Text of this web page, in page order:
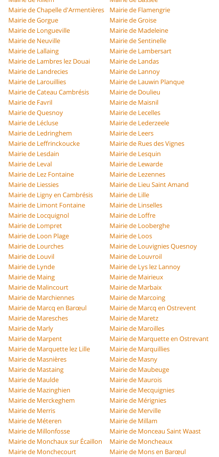
Mairie de Chapelle d'Armentières
Mairie de Flamengrie
Mairie de Gorgue
Mairie de Groise
Mairie de Longueville
Mairie de Madeleine
Mairie de Neuville
Mairie de Sentinelle
Mairie de Lallaing
Mairie de Lambersart
Mairie de Lambres lez Douai
Mairie de Landas
Mairie de Landrecies
Mairie de Lannoy
Mairie de Larouillies
Mairie de Lauwin Planque
Mairie de Cateau Cambrésis
Mairie de Doulieu
Mairie de Favril
Mairie de Maisnil
Mairie de Quesnoy
Mairie de Lecelles
Mairie de Lécluse
Mairie de Lederzeele
Mairie de Ledringhem
Mairie de Leers
Mairie de Leffrinckoucke
Mairie de Rues des Vignes
Mairie de Lesdain
Mairie de Lesquin
Mairie de Leval
Mairie de Lewarde
Mairie de Lez Fontaine
Mairie de Lezennes
Mairie de Liessies
Mairie de Lieu Saint Amand
Mairie de Ligny en Cambrésis
Mairie de Lille
Mairie de Limont Fontaine
Mairie de Linselles
Mairie de Locquignol
Mairie de Loffre
Mairie de Lompret
Mairie de Looberghe
Mairie de Loon Plage
Mairie de Loos
Mairie de Lourches
Mairie de Louvignies Quesnoy
Mairie de Louvil
Mairie de Louvroil
Mairie de Lynde
Mairie de Lys lez Lannoy
Mairie de Maing
Mairie de Mairieux
Mairie de Malincourt
Mairie de Marbaix
Mairie de Marchiennes
Mairie de Marcoing
Mairie de Marcq en Barœul
Mairie de Marcq en Ostrevent
Mairie de Maresches
Mairie de Maretz
Mairie de Marly
Mairie de Maroilles
Mairie de Marpent
Mairie de Marquette en Ostrevant
Mairie de Marquette lez Lille
Mairie de Marquillies
Mairie de Masnières
Mairie de Masny
Mairie de Mastaing
Mairie de Maubeuge
Mairie de Maulde
Mairie de Maurois
Mairie de Mazinghien
Mairie de Mecquignies
Mairie de Merckeghem
Mairie de Mérignies
Mairie de Merris
Mairie de Merville
Mairie de Méteren
Mairie de Millam
Mairie de Millonfosse
Mairie de Monceau Saint Waast
Mairie de Monchaux sur Écaillon
Mairie de Moncheaux
Mairie de Monchecourt
Mairie de Mons en Barœul